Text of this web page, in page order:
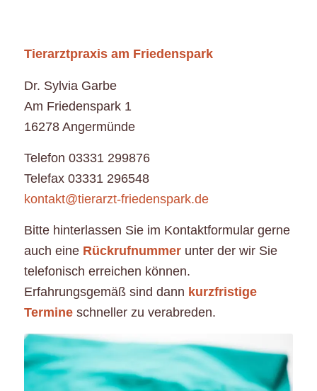
Tierarztpraxis am Friedenspark
Dr. Sylvia Garbe
Am Friedenspark 1
16278 Angermünde
Telefon 03331 299876
Telefax 03331 296548
kontakt@tierarzt-friedenspark.de
Bitte hinterlassen Sie im Kontaktformular gerne
auch eine Rückrufnummerunter der wir Sie
telefonisch erreichen können.
Erfahrungsgemäß sind dann kurzfristige
Termineschneller zu verabreden.